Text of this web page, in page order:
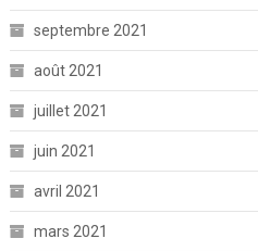
septembre 2021
août 2021
juillet 2021
juin 2021
avril 2021
mars 2021